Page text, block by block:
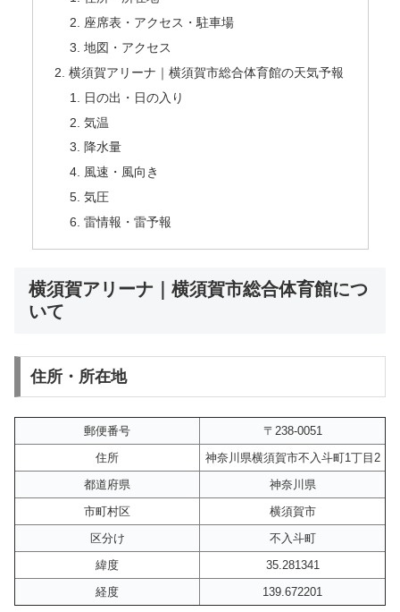
座席表・アクセス・駐車場
地図・アクセス
横須賀アリーナ｜横須賀市総合体育館の天気予報
日の出・日の入り
気温
降水量
風速・風向き
気圧
雷情報・雷予報
横須賀アリーナ｜横須賀市総合体育館につ
いて
住所・所在地
郵便番号
〒238-0051
住所
神奈川県横須賀市不入斗町1丁目2
都道府県
神奈川県
市町村区
横須賀市
区分け
不入斗町
緯度
35.281341
経度
139.672201